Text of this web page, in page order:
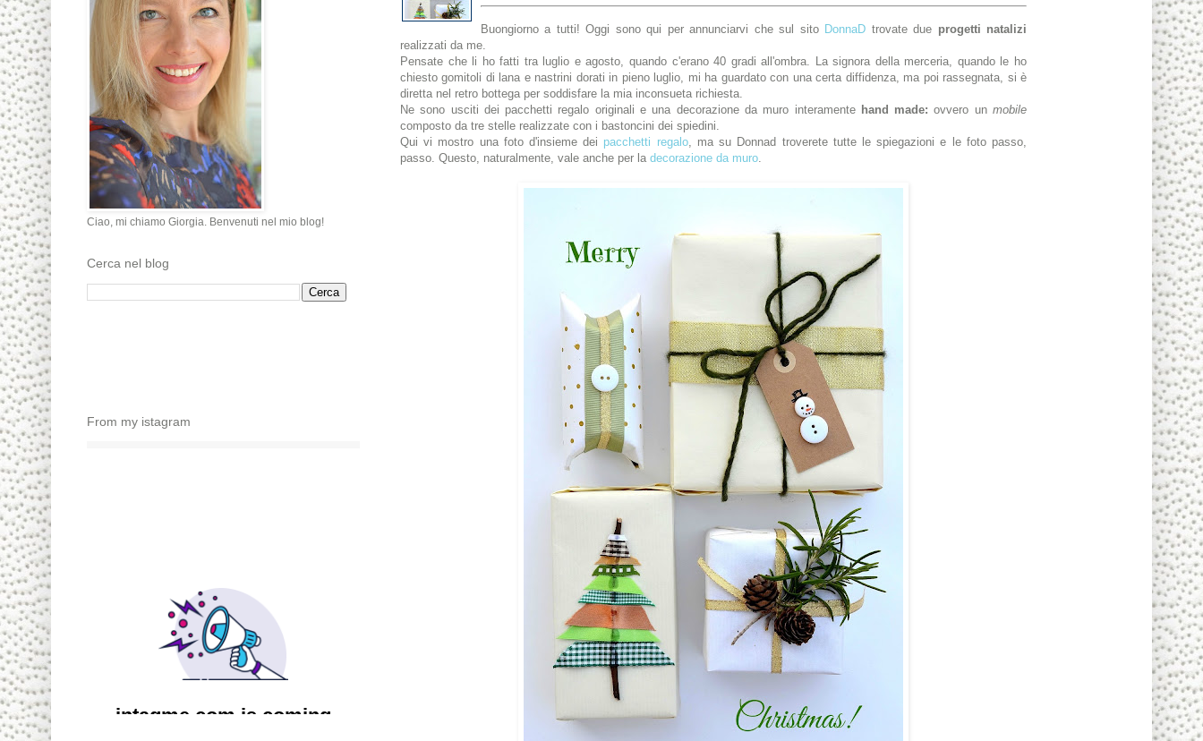
Buongiorno a tutti! Oggi sono qui per annunciarvi che sul sito DonnaD trovate due progetti natalizi
realizzati da me.
Pensate che li ho fatti tra luglio e agosto, quando c'erano 40 gradi all'ombra. La signora della merceria, quando le ho
chiesto gomitoli di lana e nastrini dorati in pieno luglio, mi ha guardato con una certa diffidenza, ma poi rassegnata, si è
diretta nel retro bottega per soddisfare la mia inconsueta richiesta.
Ne sono usciti dei pacchetti regalo originali e una decorazione da muro interamente hand made:ovvero unmobile
composto da tre stelle realizzate con i bastoncini dei spiedini.
Qui vi mostro una foto d'insieme dei pacchetti regalo, ma su Donnad troverete tutte le spiegazioni e le foto passo,
passo. Questo, naturalmente, vale anche per la decorazione da muro
Ciao, mi chiamo Giorgia. Benvenuti nel mio blog!
Cerca nel blog
From my istagram